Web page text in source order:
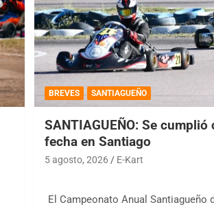
BREVES SANTIAGUEÑO
SANTIAGUEÑO: Se
fecha en Santiago
5 agosto, 2026 E-Kart
El Campeonato Anual Santiagueño